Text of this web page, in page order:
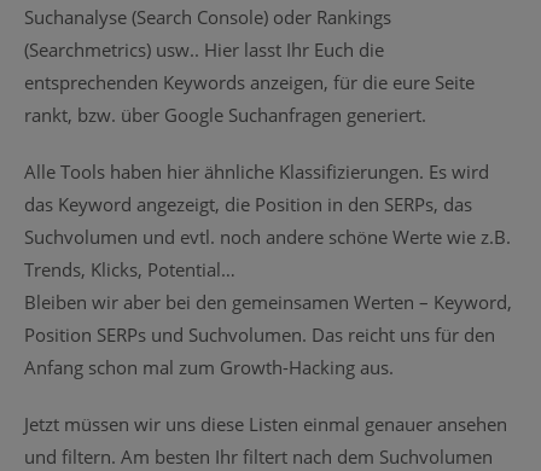
Suchanalyse (Search Console) oder Rankings
(Searchmetrics) usw.. Hier lasst Ihr Euch die
entsprechenden Keywords anzeigen, für die eure Seite
rankt, bzw. über Google Suchanfragen generiert.
Alle Tools haben hier ähnliche Klassifizierungen. Es wird
das Keyword angezeigt, die Position in den SERPs, das
Suchvolumen und evtl. noch andere schöne Werte wie z.B.
Trends, Klicks, Potential…
Bleiben wir aber bei den gemeinsamen Werten – Keyword,
Position SERPs und Suchvolumen. Das reicht uns für den
Anfang schon mal zum Growth-Hacking aus.
Jetzt müssen wir uns diese Listen einmal genauer ansehen
und filtern. Am besten Ihr filtert nach dem Suchvolumen